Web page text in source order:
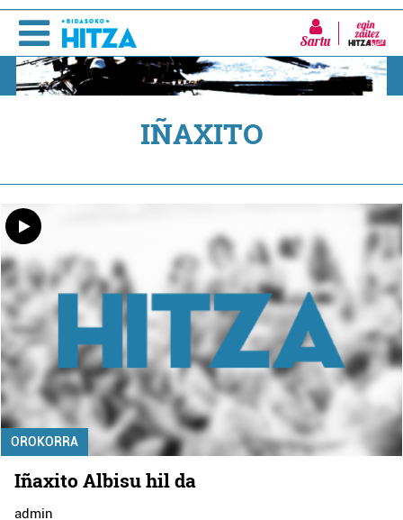
Sartu
IÑAXITO
OROKORRA
Iñaxito Albisu hil da
admin